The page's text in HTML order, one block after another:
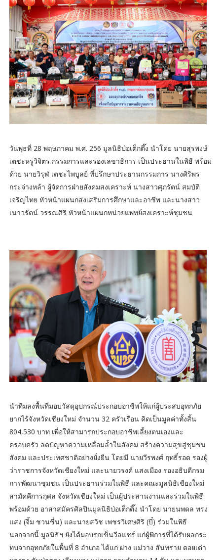
วันพุธที่ 28 พฤษภาคม พ.ศ. 256 มูลนิธิป่อเต็กตึ๊ง นำโดย นายสุรพงษ์
เตชะหรูวิจิตร กรรมการและรองเลขาธิการ เป็นประธานในพิธี พร้อม
ด้วย นายวิรุฬ เตชะไพบูลย์ ที่ปรึกษาประธานกรรมการ นางศิริพร
กระจ่างหล้า ผู้จัดการฝ่ายสังคมสงเคราะห์ นางสาวศุภรัตน์ สมบัติ
เจริญไทย หัวหน้าแผนกส่งเสริมการศึกษาและอาชีพ และนางสาว
เนาวรัตน์ วรรณศิริ หัวหน้าแผนกหน่วยแพทย์สงเคราะห์ชุมชน
นำทีมลงพื้นที่มอบวัสดุอุปกรณ์ประกอบอาชีพให้แก่ผู้ประสบอุทกภัย
ยากไร้จังหวัดเชียงใหม่ จำนวน 32 ครัวเรือน คิดเป็นมูลค่าทั้งสิ้น
804,530 บาท เพื่อให้สามารถประกอบอาชีพเลี้ยงตนเองและ
ครอบครัว ลดปัญหาความเหลื่อมล้ำในสังคม สร้างความสุขสู่ชุมชน
สังคม และประเทศชาติอย่างยั่งยืน โดยมี นายวีรพงศ์ ฤทธิ์รอด รองผู้
ว่าราชการจังหวัดเชียงใหม่ และนายวรงค์ แสงเมือง รองอธิบดีกรม
การพัฒนาชุมชน เป็นประธานร่วมในพิธี และคณะมูลนิธิเชียงใหม่
สามัคคีการกุศล จังหวัดเชียงใหม่ เป็นผู้ประสานงานและร่วมในพิธี
พร้อมด้วย อาสาสมัครศิลปินมูลนิธิป่อเต็กตึ๊ง นำโดย นายนพดล ทรง
แสง (จิ้ม ชวนชื่น) และนายสวิช เพชรวิเศษศิริ (บี๋) ร่วมในพิธี
นอกจากนี้ มูลนิธิฯ ยังได้มอบรถเข็นวีลแชร์ แก่ผู้พิการที่ได้รับผลกระ
ทบจากอุทกภัยในพื้นที่ 8 อำเภอ ได้แก่ ฝาง แม่วาง สันทราย ดอยเต่า